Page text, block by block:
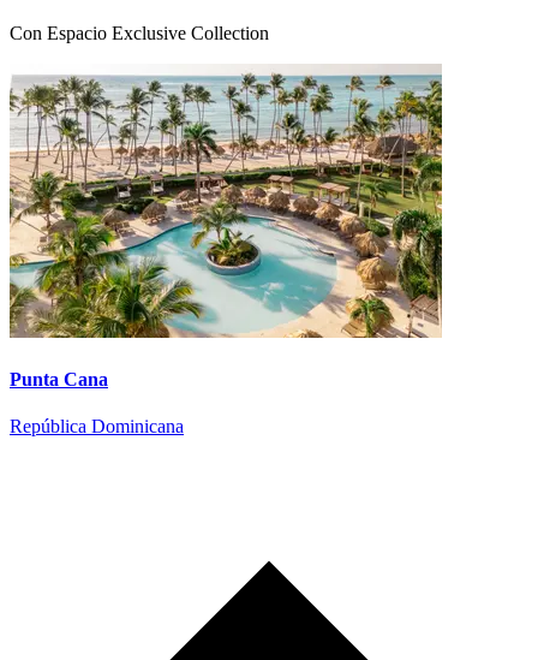
Con Espacio Exclusive Collection
Punta Cana
República Dominicana